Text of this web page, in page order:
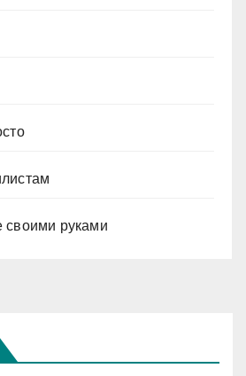
своими руками